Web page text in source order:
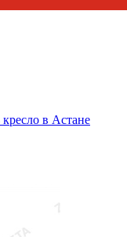
в Астане